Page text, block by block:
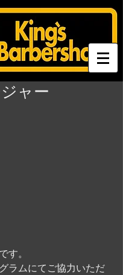
ャー
す。
ラムにてご協力いただ